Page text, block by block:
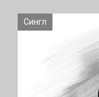
Сингл